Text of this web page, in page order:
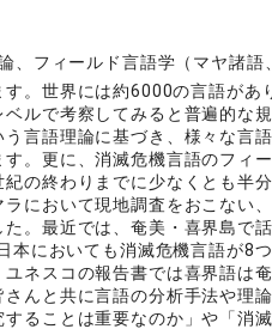
フィールド言語学（マヤ諸語
。世界には約6000の言語があ
ルで考察してみると普遍的な
言語理論に基づき、様々な言
。更に、消滅危機言語のフィ
の終わりまでに少なくとも半
において現地調査をおこない
。最近では、奄美・喜界島で
においても消滅危機言語が8
ネスコの報告書では喜界語は
んと共に言語の分析手法や理
ることは重要なのか」や「消